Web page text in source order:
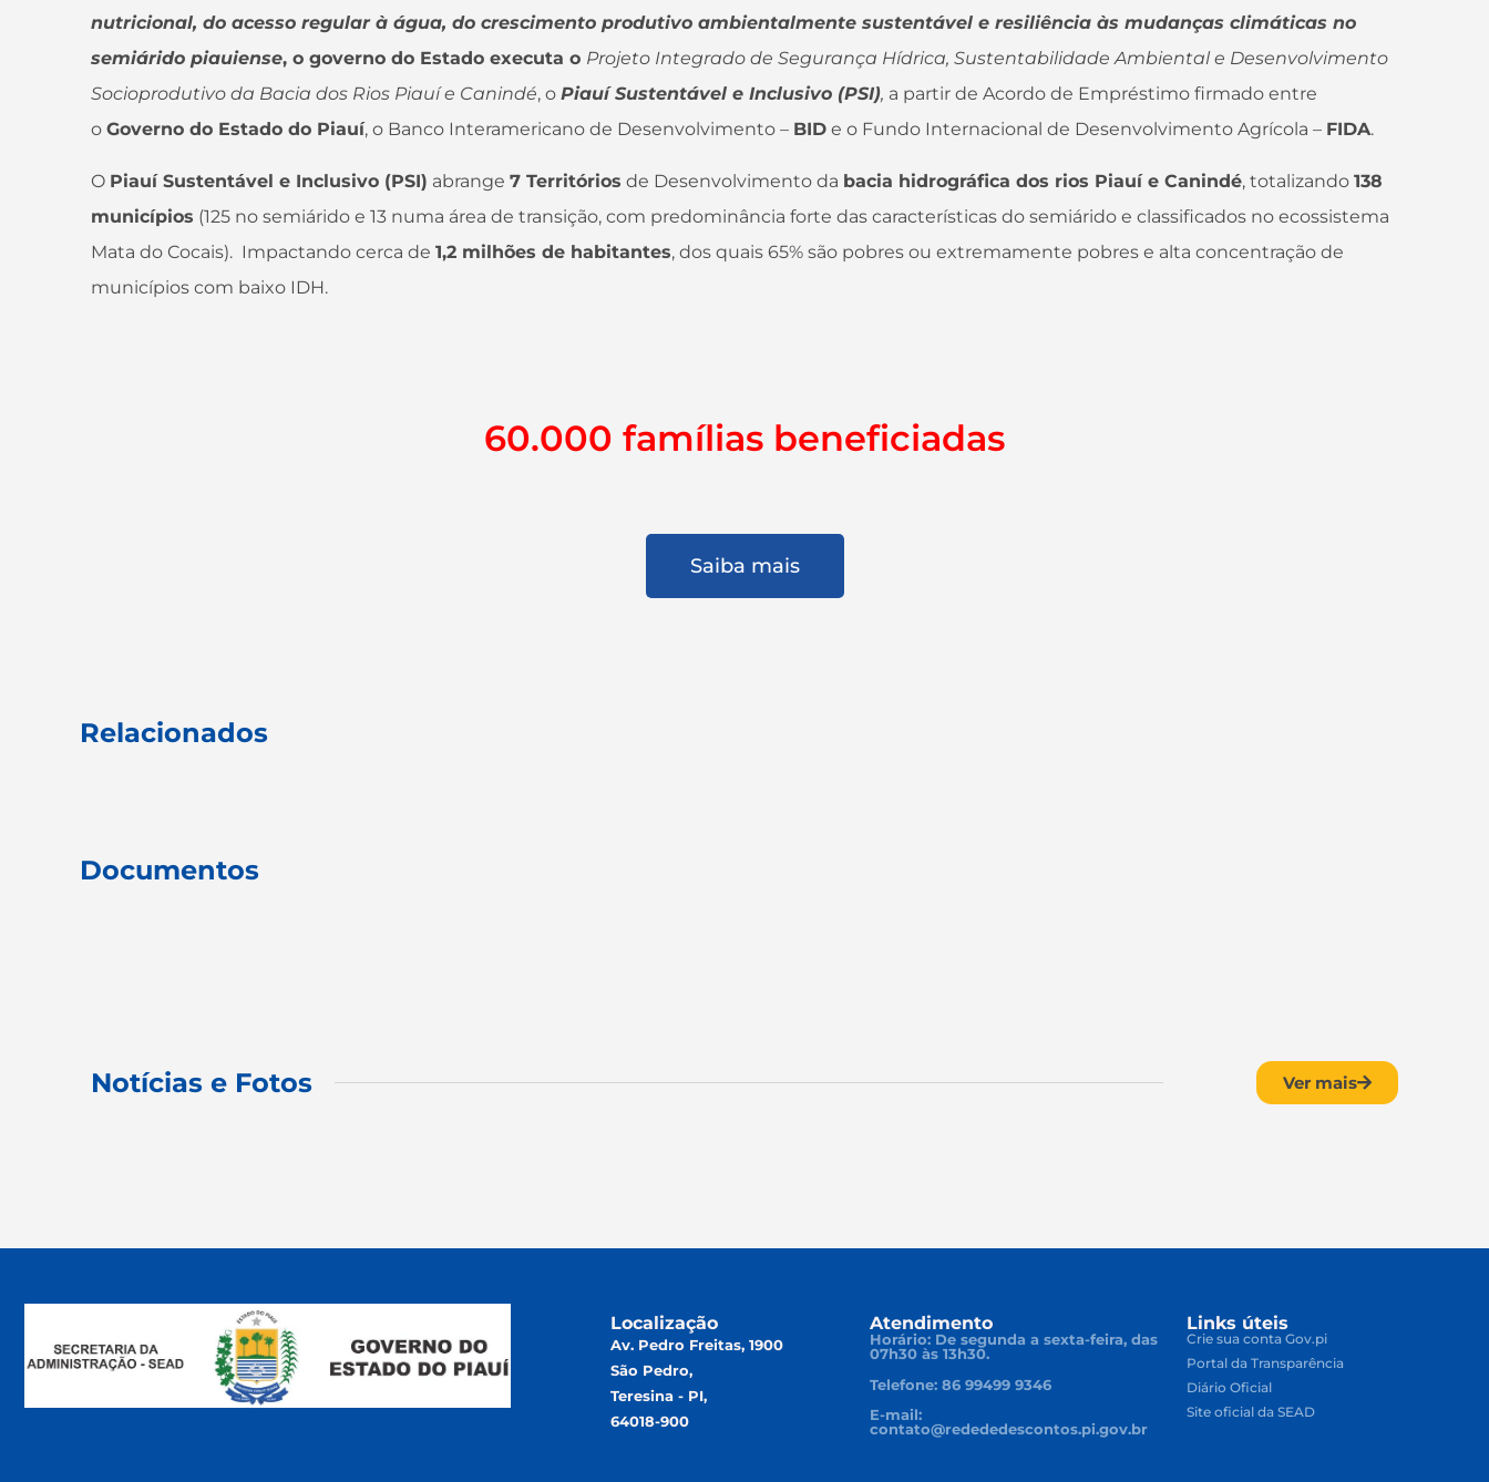
nutricional, do acesso regular à água, do crescimento produtivo ambientalmente sustentável e resiliência às mudanças climáticas no
semiárido piauiense, o governo do Estado executa o Projeto Integrado de Segurança Hídrica, Sustentabilidade Ambiental e Desenvolvimento
Socioprodutivo da Bacia dos Rios Piauí e Canindé, o Piauí Sustentável e Inclusivo (PSI), a partir de Acordo de Empréstimo firmado entre
o Governo do Estado do Piauí, o Banco Interamericano de Desenvolvimento – BID e o Fundo Internacional de Desenvolvimento Agrícola – FIDA.
O Piauí Sustentável e Inclusivo (PSI) abrange 7 Territórios de Desenvolvimento da bacia hidrográfica dos rios Piauí e Canindé, totalizando 138
municípios (125 no semiárido e 13 numa área de transição, com predominância forte das características do semiárido e classificados no ecossistema
Mata do Cocais). Impactando cerca de 1,2 milhões de habitantes, dos quais 65% são pobres ou extremamente pobres e alta concentração de
municípios com baixo IDH.
60.000 famílias beneficiadas
Saiba mais
Relacionados
Documentos
Notícias e Fotos Ver mais
Localização
Av. Pedro Freitas, 1900
São Pedro,
Teresina - PI,
64018-900
Atendimento
Horário: De segunda a sexta-feira, das
07h30 às 13h30.
Telefone: 86 99499 9346
E-mail:
contato@redededescontos.pi.gov.br
Links úteis
Crie sua conta Gov.pi
Portal da Transparência
Diário Oficial
Site oficial da SEAD